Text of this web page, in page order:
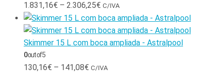
1.831,16€ – 2.306,25€ C/IVA
Skimmer 15 L com boca ampliada - Astralpool
0out of 5
130,16€ – 141,08€ C/IVA